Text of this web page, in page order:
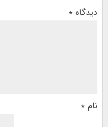
دیدگاه *
نام *